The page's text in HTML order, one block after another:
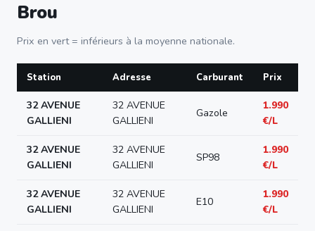
Brou
Prix en vert = inférieurs à la moyenne nationale.
Station Adresse Carburant Prix
32 AVENUE
GALLIENI
32 AVENUE
GALLIENI
Gazole
1.990
€/L
32 AVENUE
GALLIENI
32 AVENUE
GALLIENI
SP98
1.990
€/L
32 AVENUE
GALLIENI
32 AVENUE
GALLIENI
E10
1.990
€/L